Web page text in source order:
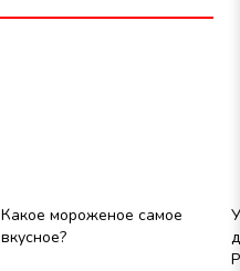
Какое мороженое самое
вкусное?